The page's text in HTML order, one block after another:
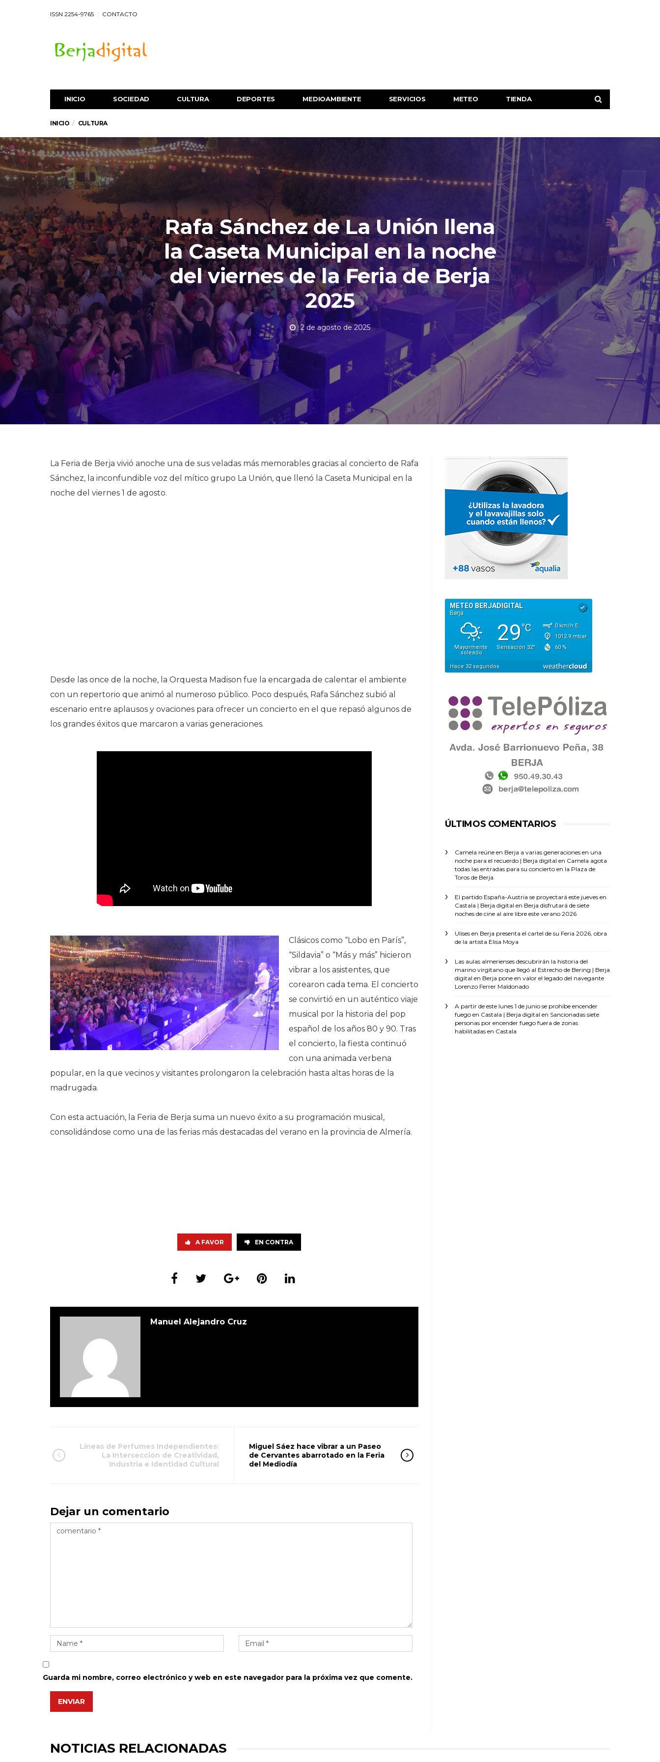
ISSN 2254-9765 CONTACTO
INICIO SOCIEDAD CULTURA DEPORTES MEDIOAMBIENTE SERVICIOS METEO TIENDA
INICIO CULTURA
Rafa Sánchez de La Unión llena
la Caseta Municipal en la noche
del viernes de la Feria de Berja
2025
2 de agosto de 2025
La Feria de Berja vivió anoche una de sus veladas más memorables gracias al concierto de Rafa
Sánchez, la inconfundible voz del mítico grupo La Unión, que llenó la Caseta Municipal en la
noche del viernes 1 de agosto.
Desde las once de la noche, la Orquesta Madison fue la encargada de calentar el ambiente
con un repertorio que animó al numeroso público. Poco después, Rafa Sánchez subió al
escenario entre aplausos y ovaciones para ofrecer un concierto en el que repasó algunos de
los grandes éxitos que marcaron a varias generaciones.
Clásicos como “Lobo en París”,
“Sildavia” o “Más y más” hicieron
vibrar a los asistentes, que
corearon cada tema. El concierto
se convirtió en un auténtico viaje
musical por la historia del pop
español de los años 80 y 90. Tras
el concierto, la fiesta continuó
con una animada verbena
popular, en la que vecinos y visitantes prolongaron la celebración hasta altas horas de la
madrugada.
Con esta actuación, la Feria de Berja suma un nuevo éxito a su programación musical,
consolidándose como una de las ferias más destacadas del verano en la provincia de Almería.
A FAVOR EN CONTRA
Manuel Alejandro Cruz
Líneas de Perfumes Independientes:
La Intersección de Creatividad,
Industria e Identidad Cultural
Miguel Sáez hace vibrar a un Paseo
de Cervantes abarrotado en la Feria
del Mediodía
Dejar un comentario
Guarda mi nombre, correo electrónico y web en este navegador para la próxima vez que comente.
ENVIAR
ÚLTIMOS COMENTARIOS
Camela reúne en Berja a varias generaciones en una
noche para el recuerdo | Berja digital en Camela agota
todas las entradas para su concierto en la Plaza de
Toros de Berja
El partido España-Austria se proyectará este jueves en
Castala | Berja digital en Berja disfrutará de siete
noches de cine al aire libre este verano 2026
Ulises en Berja presenta el cartel de su Feria 2026, obra
de la artista Elisa Moya
Las aulas almerienses descubrirán la historia del
marino virgitano que llegó al Estrecho de Bering | Berja
digital en Berja pone en valor el legado del navegante
Lorenzo Ferrer Maldonado
A partir de este lunes 1 de junio se prohíbe encender
fuego en Castala | Berja digital en Sancionadas siete
personas por encender fuego fuera de zonas
habilitadas en Castala
NOTICIAS RELACIONADAS